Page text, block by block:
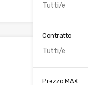
Tutti/e
Contratto
Tutti/e
Prezzo MAX